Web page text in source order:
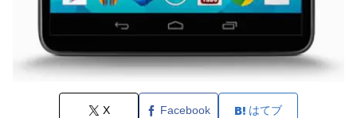
X Facebook はてブ